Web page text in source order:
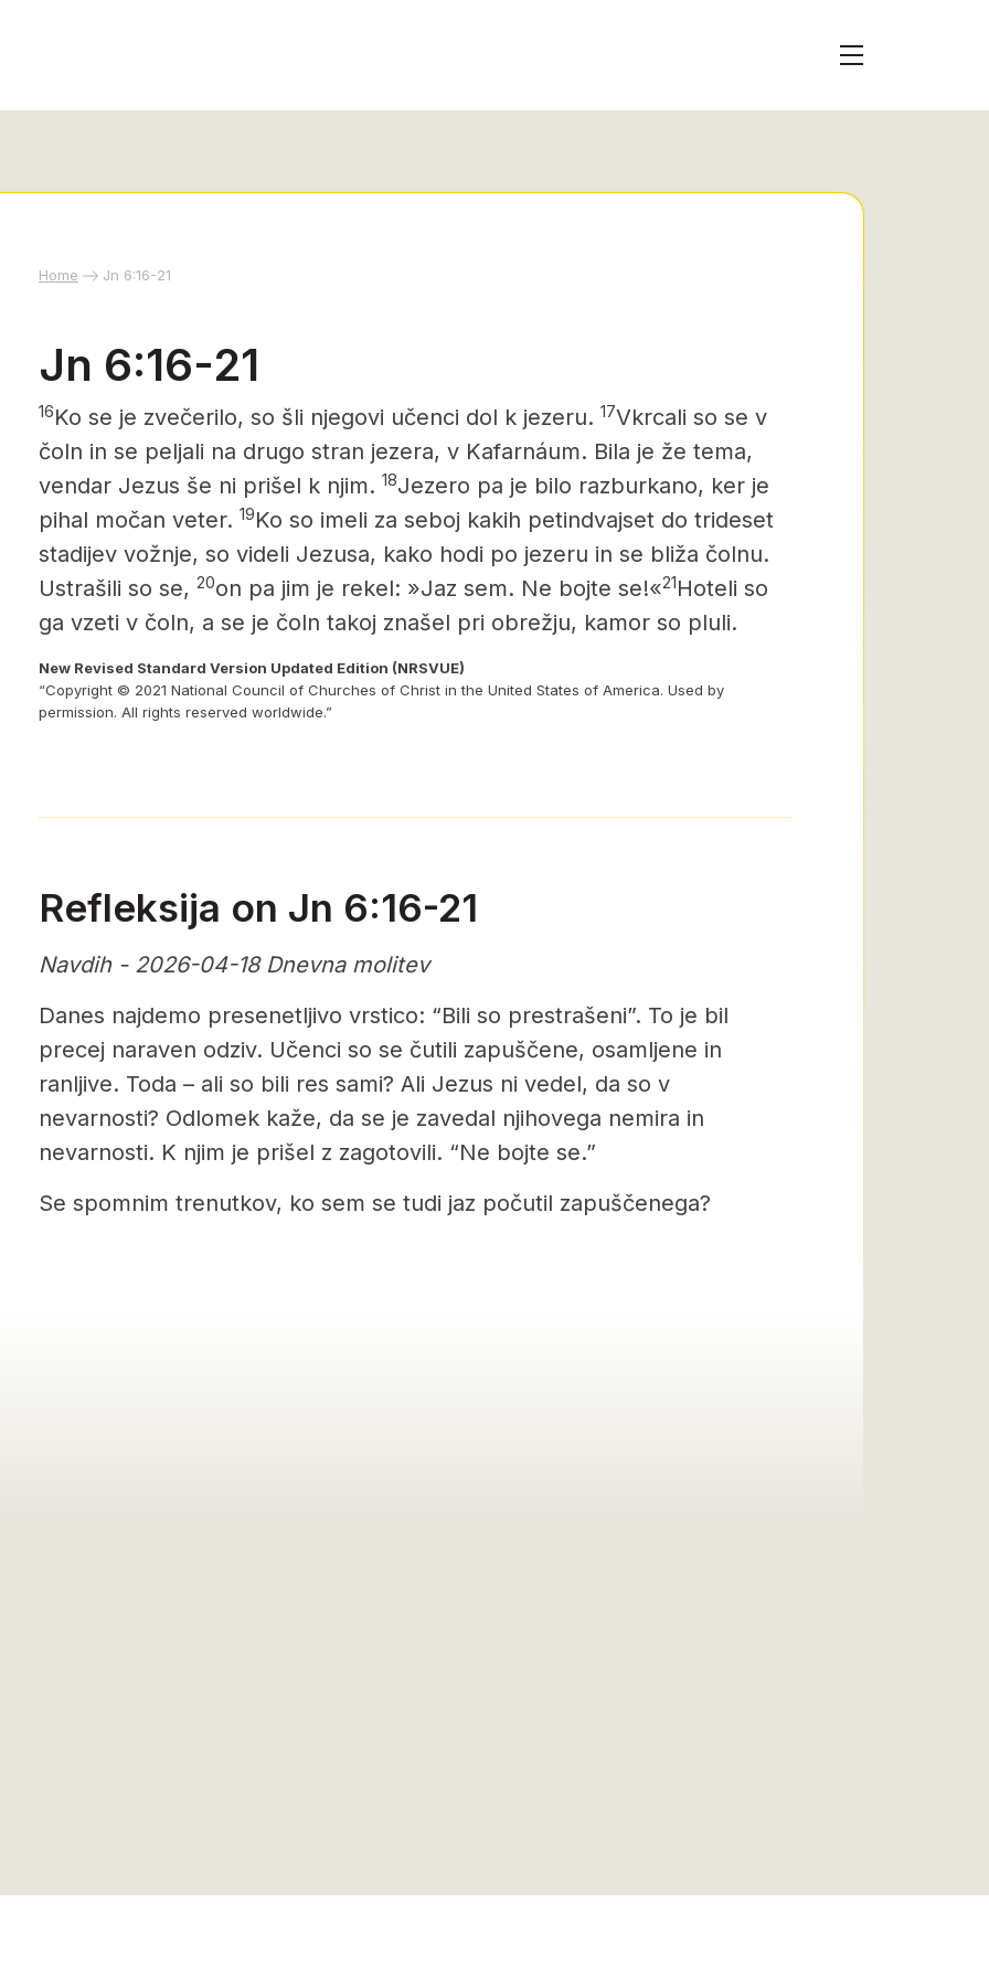
Home Jn 6:16-21
Jn 6:16-21
16Ko se je zvečerilo, so šli njegovi učenci dol k jezeru. 17Vkrcali so se v
čoln in se peljali na drugo stran jezera, v Kafarnáum. Bila je že tema,
vendar Jezus še ni prišel k njim. 18Jezero pa je bilo razburkano, ker je
pihal močan veter. 19Ko so imeli za seboj kakih petindvajset do trideset
stadijev vožnje, so videli Jezusa, kako hodi po jezeru in se bliža čolnu.
Ustrašili so se, 20on pa jim je rekel: »Jaz sem. Ne bojte se!«21Hoteli so
ga vzeti v čoln, a se je čoln takoj znašel pri obrežju, kamor so pluli.
New Revised Standard Version Updated Edition (NRSVUE)
“Copyright © 2021 National Council of Churches of Christ in the United States of America. Used by
permission. All rights reserved worldwide.”
Refleksija on Jn 6:16-21
Navdih - 2026-04-18 Dnevna molitev
Danes najdemo presenetljivo vrstico: “Bili so prestrašeni”. To je bil
precej naraven odziv. Učenci so se čutili zapuščene, osamljene in
ranljive. Toda – ali so bili res sami? Ali Jezus ni vedel, da so v
nevarnosti? Odlomek kaže, da se je zavedal njihovega nemira in
nevarnosti. K njim je prišel z zagotovili. “Ne bojte se.”
Se spomnim trenutkov, ko sem se tudi jaz počutil zapuščenega?